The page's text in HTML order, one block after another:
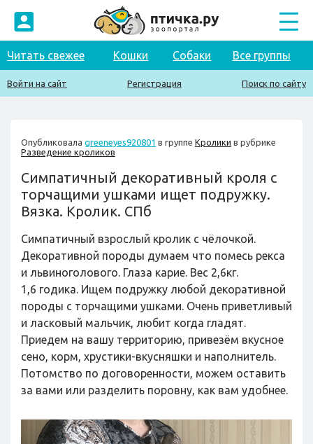
Читать свежее Кошки Собаки Все группы
Войти на сайт Регистрация Поиск по сайту
Опубликовала greeneyes920801 в группе Кролики в рубрике
Разведение кроликов
Симпатичный декоративный кроля с
торчащими ушками ищет подружку.
Вязка. Кролик. СПб
Симпатичный взрослый кролик с чёлочкой.
Декоративной породы думаем что помесь рекса
и львиноголового. Глаза карие. Вес 2,6кг.
1,6 годика. Ищем подружку любой декоративной
породы с торчащими ушками. Очень приветливый
и ласковый мальчик, любит когда гладят.
Приедем на вашу территорию, привезём вкусное
сено, корм, хрустики-вкусняшки и наполнитель.
Потомство по договоренности, можем оставить
за вами или разделить поровну, как вам удобнее.